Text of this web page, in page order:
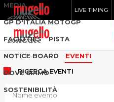
LIVE TIMING
MEDIA
GP D'ITALIA MOTOGP
FACILITIES PISTA
NOTICE BOARD EVENTI
DOVE SIAMO
SOSTENIBILITÀ
RICERCAEVENTI